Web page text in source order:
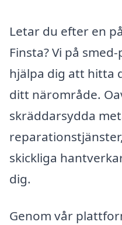
Letar du efter en
Finsta? Vi på
hjälpa dig att hitta
ditt närområde.
skräddarsydda
skickliga
dig.
Genom vår